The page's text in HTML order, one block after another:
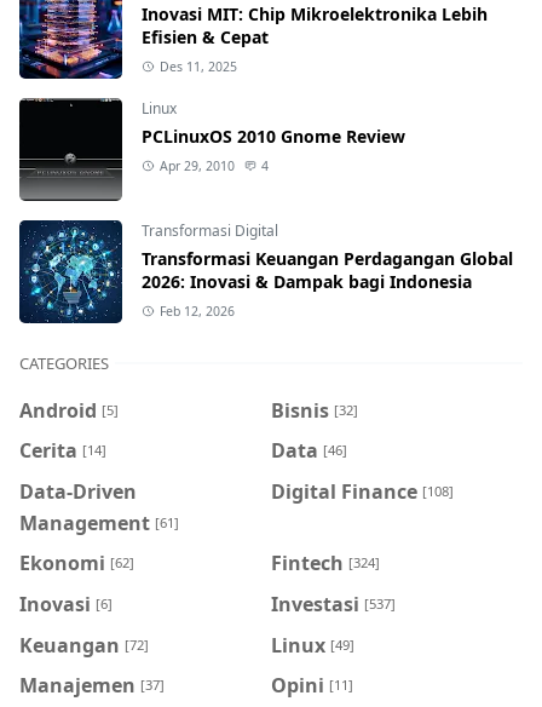
Inovasi MIT: Chip Mikroelektronika Lebih
Efisien & Cepat
Des 11, 2025
Linux
PCLinuxOS 2010 Gnome Review
Apr 29, 2010 4
Transformasi Digital
Transformasi Keuangan Perdagangan Global
2026: Inovasi & Dampak bagi Indonesia
Feb 12, 2026
CATEGORIES
Android [5] Bisnis [32]
Cerita [14] Data [46]
Data-Driven
Management [61]
Digital Finance [108]
Ekonomi [62] Fintech [324]
Inovasi [6] Investasi [537]
Keuangan [72] Linux [49]
Manajemen [37] Opini [11]